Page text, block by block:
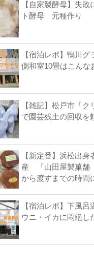
【自家製酵母】失
ト酵母 元種作り
【宿泊レポ】鴨川
側和室10畳はこん
【雑記】松戸市「ク
で園芸残土の回収を
【新定番】浜松出身
産 「山田屋製菓舗
から渡すまでの時間
【宿泊レポ】下風
ウニ・イカに悶絶し